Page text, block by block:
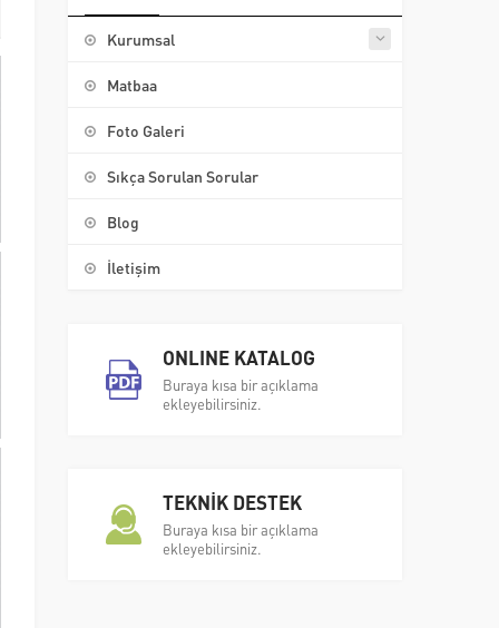
Kurumsal
Matbaa
Foto Galeri
Sıkça Sorulan Sorular
Blog
İletişim
ONLINE KATALOG
Buraya kısa bir açıklama
ekleyebilirsiniz.
TEKNİK DESTEK
Buraya kısa bir açıklama
ekleyebilirsiniz.